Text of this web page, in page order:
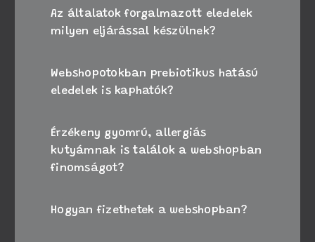
Az általatok forgalmazott eledelek
milyen eljárással készülnek?
Webshopotokban prebiotikus hatású
eledelek is kaphatók?
Érzékeny gyomrú, allergiás
kutyámnak is találok a webshopban
finomságot?
Hogyan fizethetek a webshopban?